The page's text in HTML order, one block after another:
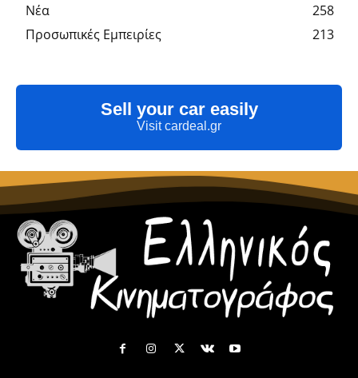
Νέα
258
Προσωπικές Εμπειρίες
213
Sell your car easily
Visit cardeal.gr